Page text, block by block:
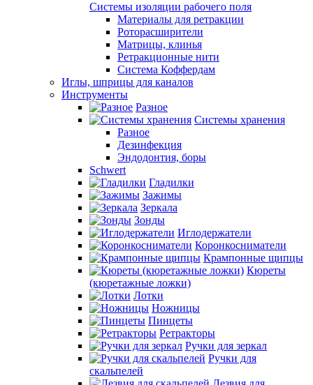
Системы изоляции рабочего поля
Материалы для ретракции
Роторасширители
Матрицы, клинья
Ретракционные нити
Система Коффердам
Иглы, шприцы для каналов
Инструменты
Разное
Системы хранения
Разное
Дезинфекция
Эндодонтия, боры
Schwert
Гладилки
Зажимы
Зеркала
Зонды
Иглодержатели
Коронкосниматели
Крампонные щипцы
Кюреты
(кюретажные ложки)
Лотки
Ножницы
Пинцеты
Ретракторы
Ручки для зеркал
Ручки для
скальпелей